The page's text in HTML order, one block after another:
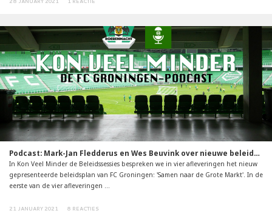
Podcast: Mark-Jan Fledderus en Wes Beuvink over nieuwe beleidsplan
In Kon Veel Minder de Beleidssessies bespreken we in vier afleveringen het nieuw
gepresenteerde beleidsplan van FC Groningen: 'Samen naar de Grote Markt'. In de
eerste van de vier afleveringen ...
21 JANUARY 2021 8 REACTIES